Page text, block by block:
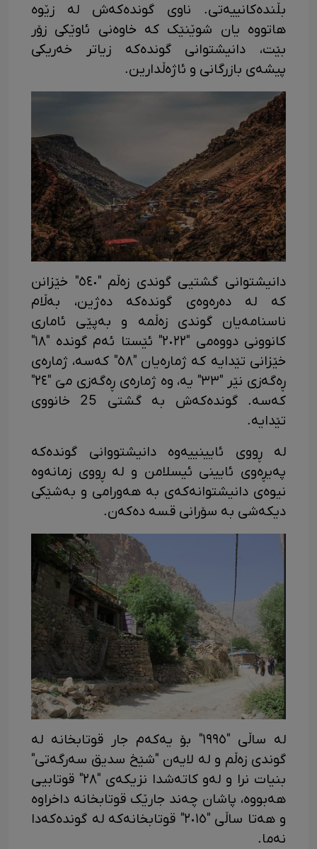
بڵندەکانییەتی. ناوی گوندەکەش لە زێوە
هاتووە یان شوێنێک کە خاوەنی ئاوێکی زۆر
بێت، دانیشتوانی گوندەکە زیاتر خەریکی
پیشەی بازرگانی و ئاژەڵدارین.
دانیشتوانی گشتیی گوندی زەڵم "٥٤٠" خێزانن
کە لە دەرەوەی گوندەکە دەژین، بەڵام
ناسنامەیان گوندی زەڵمە و بەپێی ئاماری
کانوونی دووەمی "٢٠٢٢" ئێستا ئەم گوندە "١٨"
خێزانی تێدایە کە ژمارەیان "٥٨" کەسە، ژمارەی
ڕەگەزی نێر "٣٣" یە، وە ژمارەی ڕەگەزی مێ "٢٤"
کەسە. گوندەکەش بە گشتی 25 خانووی
تێدایە.
لە ڕووی ئایینییەوە دانیشتووانی گوندەکە
پەیڕەوی ئایینی ئیسلامن و لە ڕووی زمانەوە
نیوەی دانیشتوانەکەی بە هەورامی و بەشێکی
دیکەشی بە سۆرانی قسە دەکەن.
لە ساڵی "١٩٩٥" بۆ یەکەم جار قوتابخانە لە
گوندی زەڵم و لە لایەن "شێخ سدیق سەرگەتی"
بنیات نرا و لەو کاتەشدا نزیکەی "٢٨" قوتابیی
هەبووە، پاشان چەند جارێک قوتابخانە داخراوە
و هەتا ساڵی "٢٠١٥" قوتابخانەکە لە گوندەکەدا
نەما.